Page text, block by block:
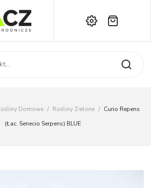
Brak produktów w koszyku.
Domowe / Rośliny Zielone / Curio Repens
(łac. Senecio Serpens) BLUE